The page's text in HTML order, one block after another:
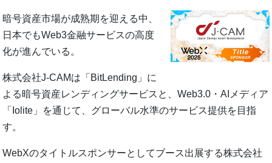
暗号資産市場が成熟期を迎える中、
日本でもWeb3金融サービスの高度
化が進んでいる。
株式会社J-CAMは「BitLending」に
よる暗号資産レンディングサービスと、Web3.0・AIメディア
「Iolite」を通じて、グローバル水準のサービス提供を目指
す。
WebXのタイトルスポンサーとしてブース出展する株式会社